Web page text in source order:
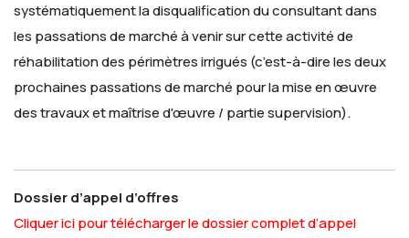
systématiquement la disqualification du consultant dans
les passations de marché à venir sur cette activité de
réhabilitation des périmètres irrigués (c’est-à-dire les deux
prochaines passations de marché pour la mise en œuvre
des travaux et maîtrise d'œuvre / partie supervision).
Dossier d’appel d’offres
Cliquer ici pour télécharger le dossier complet d’appel